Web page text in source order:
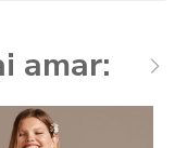
amar: